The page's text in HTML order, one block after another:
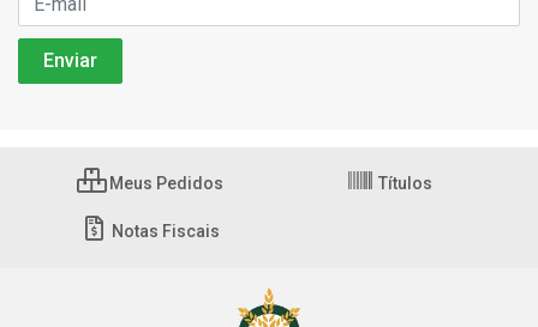
Meus Pedidos Títulos
Notas Fiscais